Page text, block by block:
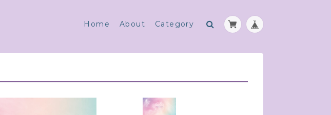
Home About Category